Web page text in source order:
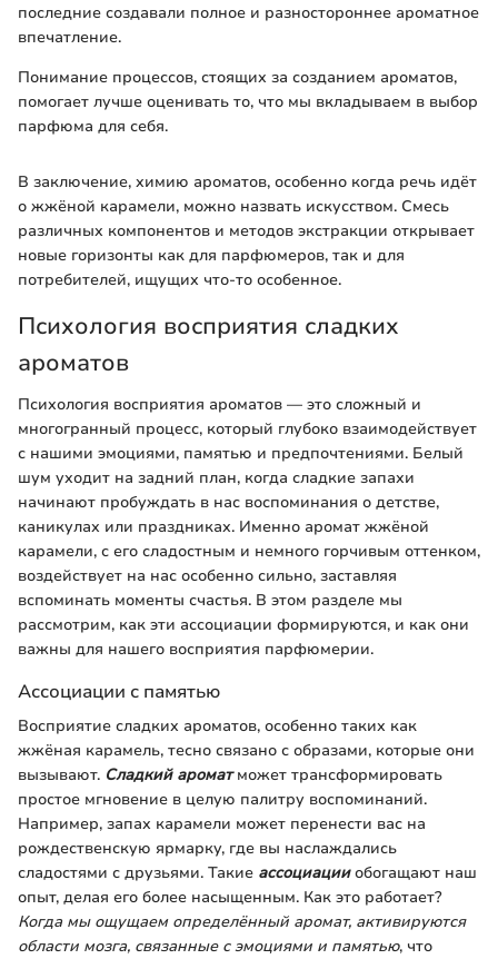
последние создавали полное и разностороннее ароматное
впечатление.
Понимание процессов, стоящих за созданием ароматов,
помогает лучше оценивать то, что мы вкладываем в выбор
парфюма для себя.
В заключение, химию ароматов, особенно когда речь идёт
о жжёной карамели, можно назвать искусством. Смесь
различных компонентов и методов экстракции открывает
новые горизонты как для парфюмеров, так и для
потребителей, ищущих что-то особенное.
Психология восприятия сладких
ароматов
Психология восприятия ароматов — это сложный и
многогранный процесс, который глубоко взаимодействует
с нашими эмоциями, памятью и предпочтениями. Белый
шум уходит на задний план, когда сладкие запахи
начинают пробуждать в нас воспоминания о детстве,
каникулах или праздниках. Именно аромат жжёной
карамели, с его сладостным и немного горчивым оттенком,
воздействует на нас особенно сильно, заставляя
вспоминать моменты счастья. В этом разделе мы
рассмотрим, как эти ассоциации формируются, и как они
важны для нашего восприятия парфюмерии.
Ассоциации с памятью
Восприятие сладких ароматов, особенно таких как
жжёная карамель, тесно связано с образами, которые они
вызывают. Сладкий ароматможет трансформировать
простое мгновение в целую палитру воспоминаний.
Например, запах карамели может перенести вас на
рождественскую ярмарку, где вы наслаждались
сладостями с друзьями. Такие ассоциацииобогащают наш
опыт, делая его более насыщенным. Как это работает?
Когда мы ощущаем определённый аромат, активируются
области мозга, связанные с эмоциями и памятью, что